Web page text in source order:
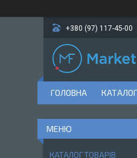
+380 (97) 117-45-00
ГОЛОВНА
КАТАЛОГ ТОВАРІВ